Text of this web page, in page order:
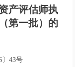
产评估师执
第一批）的
〕43号